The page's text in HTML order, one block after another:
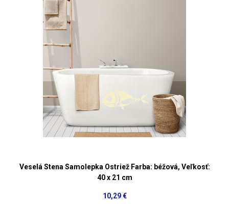
Veselá Stena Samolepka Ostriež Farba: béžová, Veľkosť:
40 x 21 cm
10,29 €